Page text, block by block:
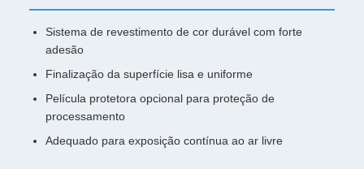
Sistema de revestimento de cor durável com forte
adesão
Finalização da superfície lisa e uniforme
Película protetora opcional para proteção de
processamento
Adequado para exposição contínua ao ar livre